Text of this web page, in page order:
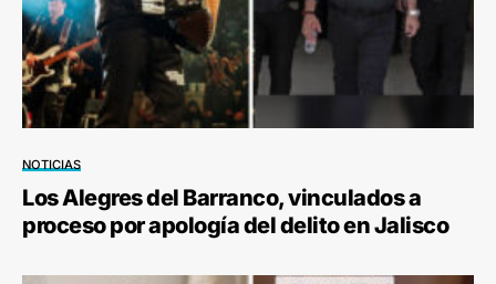
NOTICIAS
Los Alegres del Barranco, vinculados a
proceso por apología del delito en Jalisco